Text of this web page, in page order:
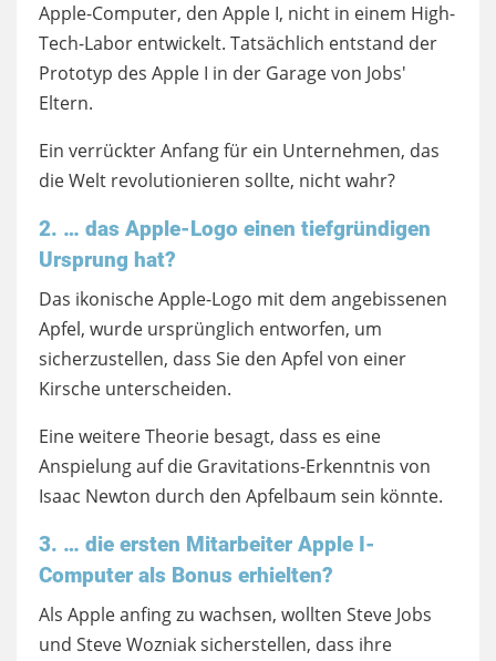
Apple-Computer, den Apple I, nicht in einem High-
Tech-Labor entwickelt. Tatsächlich entstand der
Prototyp des Apple I in der Garage von Jobs'
Eltern.
Ein verrückter Anfang für ein Unternehmen, das
die Welt revolutionieren sollte, nicht wahr?
2. … das Apple-Logo einen tiefgründigen
Ursprung hat?
Das ikonische Apple-Logo mit dem angebissenen
Apfel, wurde ursprünglich entworfen, um
sicherzustellen, dass Sie den Apfel von einer
Kirsche unterscheiden.
Eine weitere Theorie besagt, dass es eine
Anspielung auf die Gravitations-Erkenntnis von
Isaac Newton durch den Apfelbaum sein könnte.
3. … die ersten Mitarbeiter Apple I-
Computer als Bonus erhielten?
Als Apple anfing zu wachsen, wollten Steve Jobs
und Steve Wozniak sicherstellen, dass ihre